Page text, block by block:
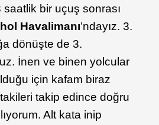
saatlik bir uçuş sonrası
Havalimanı’ndayız. 3.
dönüşte de 3.
İnen ve binen yolcular
için kafam biraz
takip edince doğru
Alt kata inip